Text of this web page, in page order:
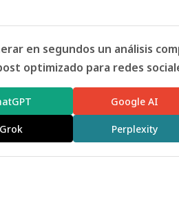
en segundos un análisis
optimizado para redes
Google AI
Grok Perplexity